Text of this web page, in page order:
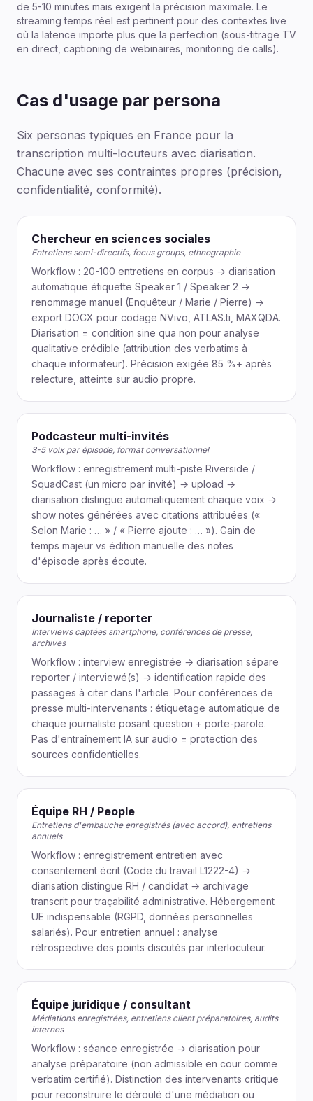
de 5-10 minutes mais exigent la précision maximale. Le
streaming temps réel est pertinent pour des contextes live
où la latence importe plus que la perfection (sous-titrage TV
en direct, captioning de webinaires, monitoring de calls).
Cas d'usage par persona
Six personas typiques en France pour la
transcription multi-locuteurs avec diarisation.
Chacune avec ses contraintes propres (précision,
confidentialité, conformité).
Chercheur en sciences sociales
Entretiens semi-directifs, focus groups, ethnographie
Workflow : 20-100 entretiens en corpus → diarisation
automatique étiquette Speaker 1 / Speaker 2 →
renommage manuel (Enquêteur / Marie / Pierre) →
export DOCX pour codage NVivo, ATLAS.ti, MAXQDA.
Diarisation = condition sine qua non pour analyse
qualitative crédible (attribution des verbatims à
chaque informateur). Précision exigée 85 %+ après
relecture, atteinte sur audio propre.
Podcasteur multi-invités
3-5 voix par épisode, format conversationnel
Workflow : enregistrement multi-piste Riverside /
SquadCast (un micro par invité) → upload →
diarisation distingue automatiquement chaque voix →
show notes générées avec citations attribuées («
Selon Marie : … » / « Pierre ajoute : … »). Gain de
temps majeur vs édition manuelle des notes
d'épisode après écoute.
Journaliste / reporter
Interviews captées smartphone, conférences de presse,
archives
Workflow : interview enregistrée → diarisation sépare
reporter / interviewé(s) → identification rapide des
passages à citer dans l'article. Pour conférences de
presse multi-intervenants : étiquetage automatique de
chaque journaliste posant question + porte-parole.
Pas d'entraînement IA sur audio = protection des
sources confidentielles.
Équipe RH / People
Entretiens d'embauche enregistrés (avec accord), entretiens
annuels
Workflow : enregistrement entretien avec
consentement écrit (Code du travail L1222-4) →
diarisation distingue RH / candidat → archivage
transcrit pour traçabilité administrative. Hébergement
UE indispensable (RGPD, données personnelles
salariés). Pour entretien annuel : analyse
rétrospective des points discutés par interlocuteur.
Équipe juridique / consultant
Médiations enregistrées, entretiens client préparatoires, audits
internes
Workflow : séance enregistrée → diarisation pour
analyse préparatoire (non admissible en cour comme
verbatim certifié). Distinction des intervenants critique
pour reconstruire le déroulé d'une médiation ou